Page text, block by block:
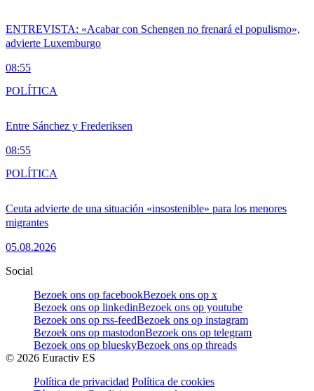
ENTREVISTA: «Acabar con Schengen no frenará el populismo»,
advierte Luxemburgo
08:55
Entre Sánchez y Frederiksen
08:55
POLÍTICA
Ceuta advierte de una situación «insostenible» para los menores
migrantes
05.08.2026
POLÍTICA
Social
Bezoek ons op facebookBezoek ons op x
Bezoek ons op linkedinBezoek ons op youtube
Bezoek ons op rss-feedBezoek ons op instagram
Bezoek ons op mastodonBezoek ons op telegram
Bezoek ons op blueskyBezoek ons op threads
© 2026 Euractiv ES
Política de privacidad Política de cookies